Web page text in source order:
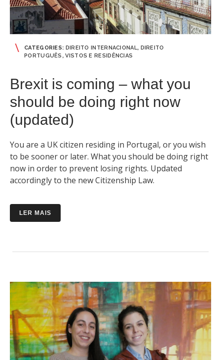
CATEGORIES: DIREITO INTERNACIONAL, DIREITO
PORTUGUÊS ,VISTOS E RESIDÊNCIAS
Brexit is coming – what you
should be doing right now
(updated)
You are a UK citizen residing in Portugal, or you wish
to be sooner or later. What you should be doing right
now in order to prevent losing rights. Updated
accordingly to the new Citizenship Law.
LER MAIS